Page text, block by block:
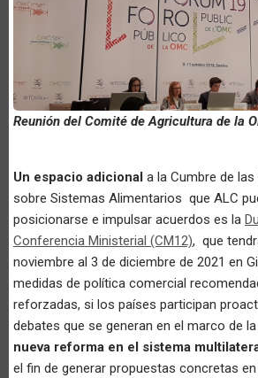
Reunión del Comité de Agricultura de la
Un espacio adicional a la Cumbre de
sobre Sistemas Alimentarios que ALC
posicionarse e impulsar acuerdos es la
Conferencia Ministerial (CM12), que
noviembre al 3 de diciembre de 2021 en
medidas de política comercial
reforzadas, si los países participan
debates que se generan en el marco de
nueva reforma en el sistema
el fin de generar propuestas concretas